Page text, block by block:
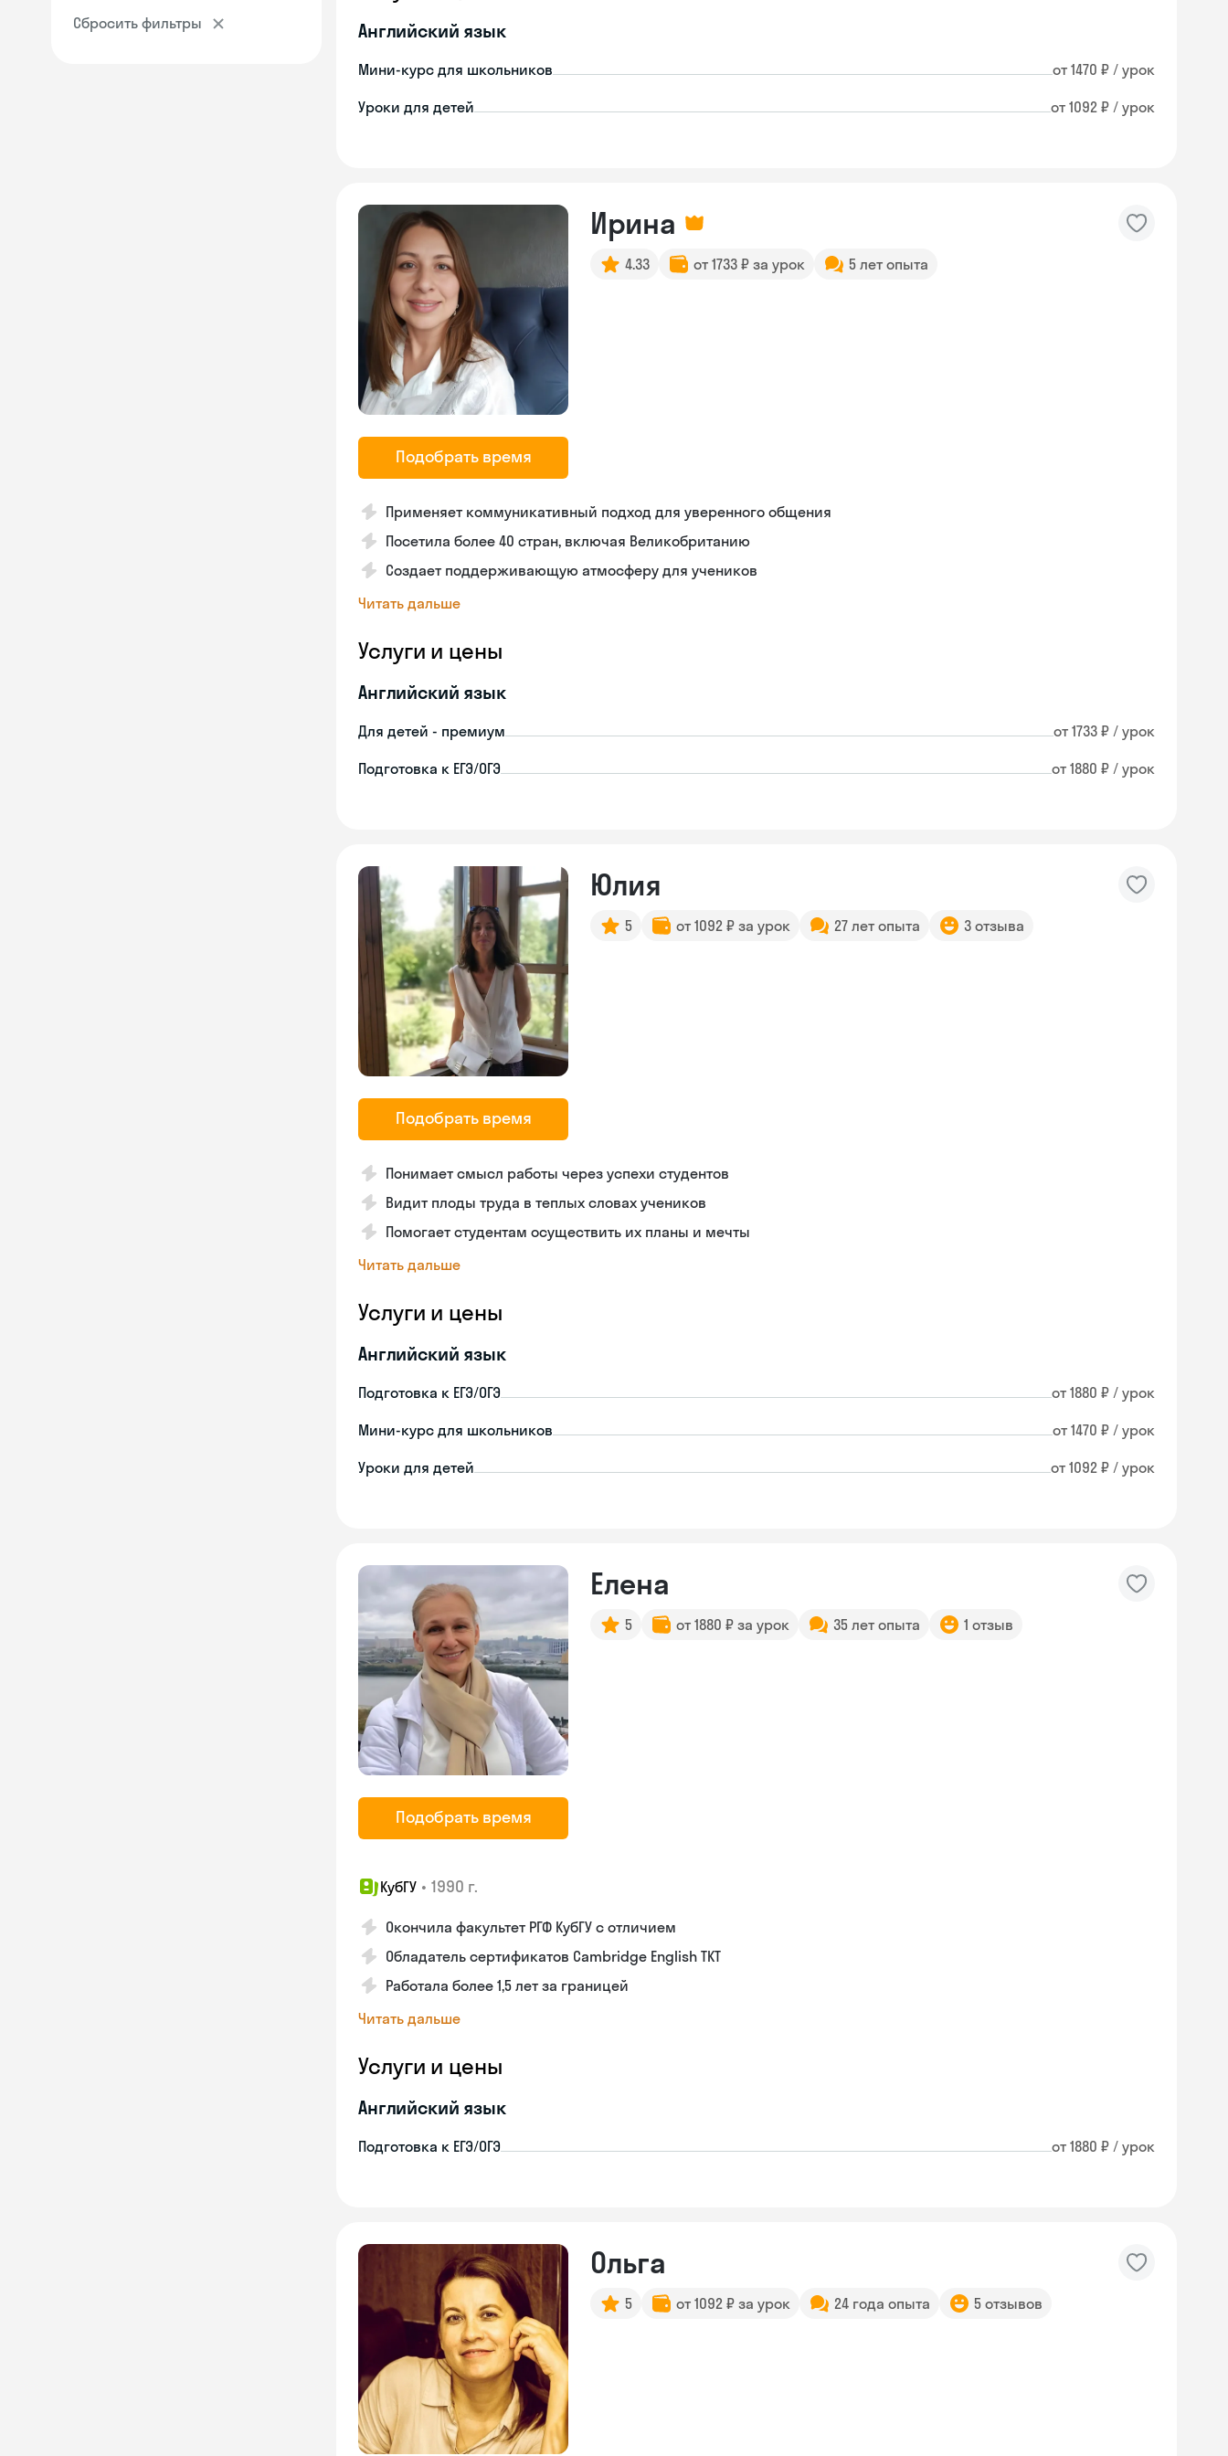
Сбросить фильтры Английский язык
Мини-курс для школьников от 1470 ₽ / урок
Уроки для детей от 1092 ₽ / урок
Подобрать время
Ирина
4.33 от 1733 ₽ за урок 5 лет опыта
Применяет коммуникативный подход для уверенного общения
Посетила более 40 стран, включая Великобританию
Создает поддерживающую атмосферу для учеников
Читать дальше
Услуги и цены
Английский язык
Для детей - премиум от 1733 ₽ / урок
Подготовка к ЕГЭ/ОГЭ от 1880 ₽ / урок
Подобрать время
Юлия
5 от 1092 ₽ за урок 27 лет опыта 3 отзыва
Понимает смысл работы через успехи студентов
Видит плоды труда в теплых словах учеников
Помогает студентам осуществить их планы и мечты
Читать дальше
Услуги и цены
Английский язык
Подготовка к ЕГЭ/ОГЭ от 1880 ₽ / урок
Мини-курс для школьников от 1470 ₽ / урок
Уроки для детей от 1092 ₽ / урок
Подобрать время
Елена
5 от 1880 ₽ за урок 35 лет опыта 1 отзыв
КубГУ • 1990 г.
Окончила факультет РГФ КубГУ с отличием
Обладатель сертификатов Cambridge English TKT
Работала более 1,5 лет за границей
Читать дальше
Услуги и цены
Английский язык
Подготовка к ЕГЭ/ОГЭ от 1880 ₽ / урок
Ольга
5 от 1092 ₽ за урок 24 года опыта 5 отзывов